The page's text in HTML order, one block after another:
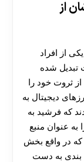
از
ندارد، به یکی از افراد
تبدیل شده
ثروت خود را
دیجیتال به
که فرشید به
به عنوان منبع
در واقع بخش
بندی به دست